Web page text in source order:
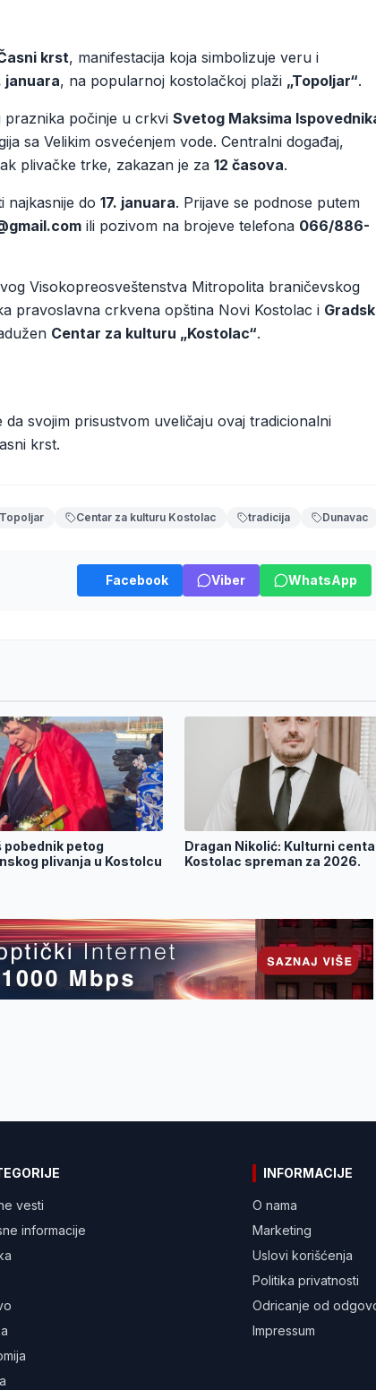
krst, manifestacija koja simbolizuje veru i
januara, na popularnoj kostolačkoj plaži „Topoljar“.
praznika počinje u crkvi Svetog Maksima
sa Velikim osvećenjem vode. Centralni događaj,
plivačke trke, zakazan je za 12 časova.
najkasnije do 17. januara. Prijave se podnose putem
ili pozivom na brojeve telefona 066/886-
Visokopreosveštenstva Mitropolita braničevskog
pravoslavna crkvena opština Novi Kostolac i
Centar za kulturu „Kostolac“.
svojim prisustvom uveličaju ovaj tradicionalni
krst.
Topoljar Centar za kulturu Kostolac tradicija Dunavac
Facebook Viber WhatsApp
pobednik petog
plivanja u Kostolcu
Dragan Nikolić: Kulturni
Kostolac spreman za 2026.
vesti
informacije
INFORMACIJE
O nama
Marketing
Uslovi korišćenja
Politika privatnosti
Odricanje od
Impressum